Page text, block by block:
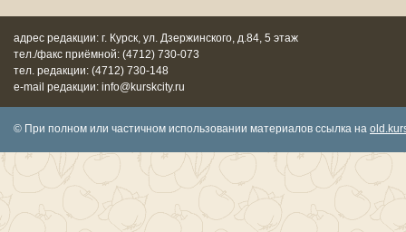
адрес редакции: г. Курск, ул. Дзержинского, д.84, 5 этаж
тел./факс приёмной: (4712) 730-073
тел. редакции: (4712) 730-148
e-mail редакции: info@kurskcity.ru
© При полном или частичном использовании материалов ссылка на